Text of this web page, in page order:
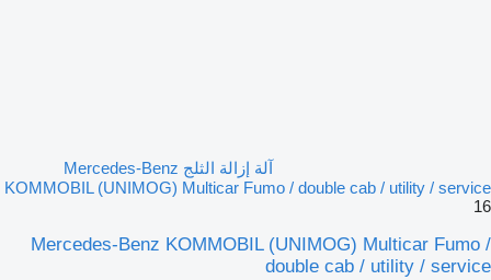
آلة إزالة الثلج Mercedes-Benz
KOMMOBIL (UNIMOG) Multicar Fumo / double cab / utility / service
16
Mercedes-Benz KOMMOBIL (UNIMOG) Multicar Fumo /
double cab / utility / service